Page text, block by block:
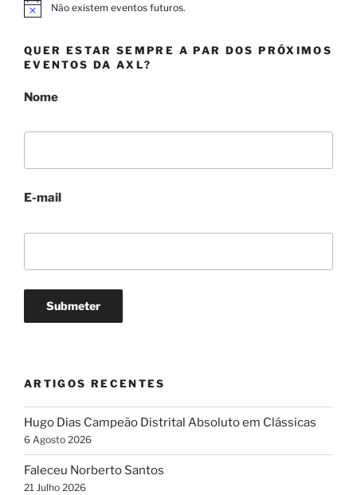
A
s
o
Não existem eventos futuros.
QUER ESTAR SEMPRE A PAR DOS PRÓXIMOS
EVENTOS DA AXL?
Nome
E-mail
ARTIGOS RECENTES
Hugo Dias Campeão Distrital Absoluto em Clássicas
6 Agosto 2026
Faleceu Norberto Santos
21 Julho 2026